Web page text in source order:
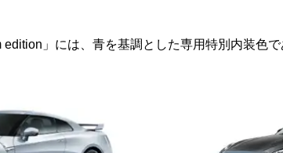
edition」には、青を基調とした専用特別内装色